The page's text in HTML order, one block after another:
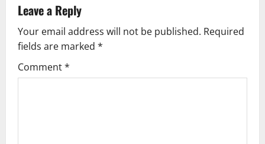
a
v
i
Leave a Reply
Your email address will not be published. Required
fields are marked *
Comment*